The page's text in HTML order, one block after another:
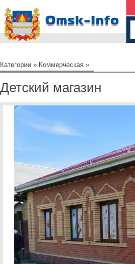
Категории » Коммерческая »
Детский магазин